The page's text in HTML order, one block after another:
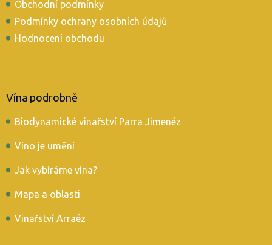
Obchodní podmínky
Podmínky ochrany osobních údajů
Hodnocení obchodu
Vína podrobně
Biodynamické vinařství Parra Jimenéz
Víno je umění
Jak vybíráme vína?
Mapa a oblasti
Vinařství Arraéz